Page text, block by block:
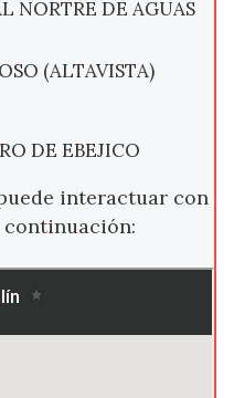
NORTRE DE AGUAS
(ALTAVISTA)
DE EBEJICO
interactuar con
continuación: